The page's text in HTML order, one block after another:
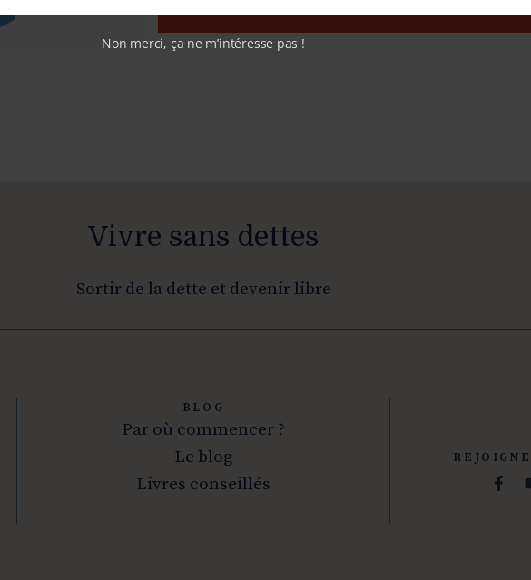
Vivre sans dettes
Sortir de la dette et devenir libre
BLOG
Par où commencer ?
Le blog
Livres conseillés
Non merci, ça ne m’intéresse pas !